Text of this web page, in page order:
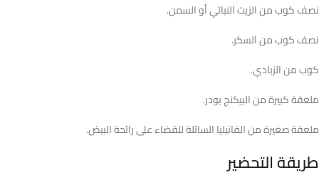
نصف كوب من الزيت النباتي أو السمن.
نصف كوب من السكر.
كوب من الزبادي.
ملعقة كبيرة من البيكنج بودر.
ملعقة صغيرة من الفانيليا السائلة للقضاء على رائحة البيض.
طريقة التحضير